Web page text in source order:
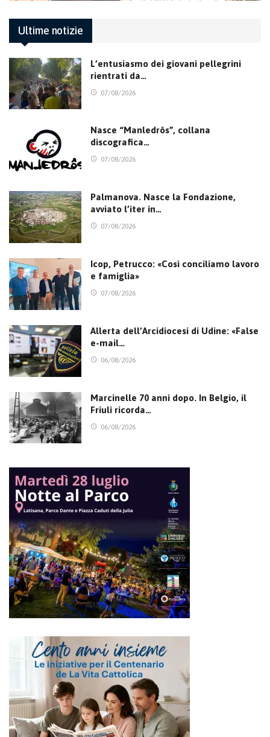
Ultime notizie
L’entusiasmo dei giovani pellegrini
rientrati da…
07/08/2026
Nasce “Manledrôs”, collana
discografica…
07/08/2026
Palmanova. Nasce la Fondazione,
avviato l’iter in…
07/08/2026
Icop, Petrucco: «Così conciliamo lavoro
e famiglia»
07/08/2026
Allerta dell’Arcidiocesi di Udine: «False
e-mail…
06/08/2026
Marcinelle 70 anni dopo. In Belgio, il
Friuli ricorda…
06/08/2026